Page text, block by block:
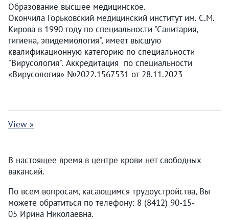
Образование высшее медицинское.
Окончила Горьковский медицинский институт им. С.М.
Кирова в 1990 году по специальности "Санитария,
гигиена, эпидемиология", имеет высшую
квалификационную категорию по специальности
"Вирусология". Аккредитация по специальности
«Вирусология» №2022.1567531 от 28.11.2023
View »
В настоящее время в центре крови нет свободных
вакансий.
По всем вопросам, касающимся трудоустройства, Вы
можете обратиться по телефону: 8 (8412) 90-15-
05 Ирина Николаевна.